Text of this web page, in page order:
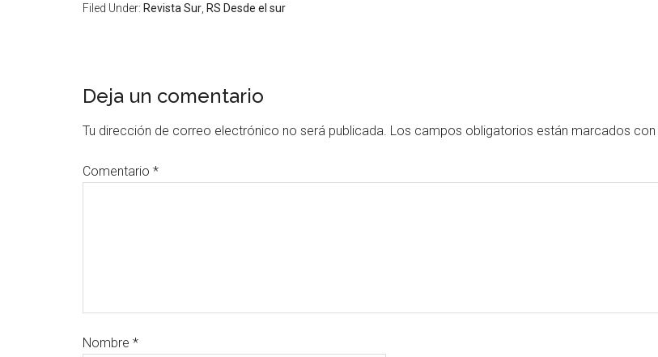
Filed Under: Revista Sur RS Desde el sur
Deja un comentario
Tu dirección de correo electrónico no será publicada. Los campos obligatorios están marcados con
Comentario *
Nombre *